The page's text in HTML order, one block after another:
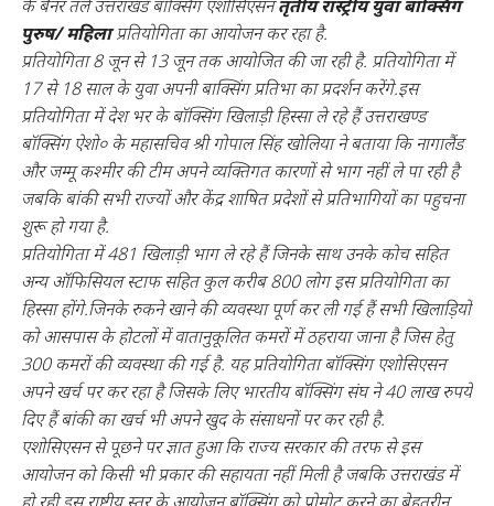
के बैनर तले उत्तराखंड बॉक्सिंग एशोसिएसनतृतीय रास्ट्रीय युवा बाक्सिंग
पुरुष/ महिलाप्रतियोगिता का आयोजन कर रहा है.
प्रतियोगिता 8 जून से 13 जून तक आयोजित की जा रही है. प्रतियोगिता में
17 से 18 साल के युवा अपनी बाक्सिंग प्रतिभा का प्रदर्शन करेंगे.इस
प्रतियोगिता में देश भर के बॉक्सिंग खिलाड़ी हिस्सा ले रहे हैं उत्तराखण्ड
बॉक्सिंग ऐशो० के महासचिव श्री गोपाल सिंह खोलिया ने बताया कि नागालैंड
और जम्मू कश्मीर की टीम अपने व्यक्तिगत कारणों से भाग नहीं ले पा रही है
जबकि बांकी सभी राज्यों और केंद्र शाषित प्रदेशों से प्रतिभागियों का पहुचना
शुरू हो गया है.
प्रतियोगिता में 481 खिलाड़ी भाग ले रहे हैं जिनके साथ उनके कोच सहित
अन्य ऑफिसियल स्टाफ सहित कुल करीब 800 लोग इस प्रतियोगिता का
हिस्सा होंगे.जिनके रुकने खाने की व्यवस्था पूर्ण कर ली गई हैं सभी खिलाड़ियों
को आसपास के होटलों में वातानुकूलित कमरों में ठहराया जाना है जिस हेतु
300 कमरों की व्यवस्था की गई है. यह प्रतियोगिता बॉक्सिंग एशोसिएसन
अपने खर्च पर कर रहा है जिसके लिए भारतीय बॉक्सिंग संघ ने 40 लाख रुपये
दिए हैं बांकी का खर्च भी अपने खुद के संसाधनों पर कर रही है.
एशोसिएसन से पूछने पर ज्ञात हुआ कि राज्य सरकार की तरफ से इस
आयोजन को किसी भी प्रकार की सहायता नहीं मिली है जबकि उत्तराखंड में